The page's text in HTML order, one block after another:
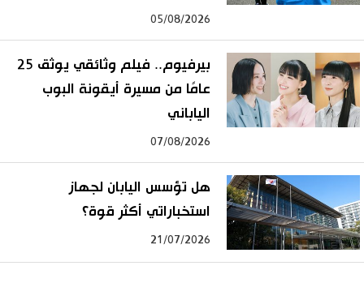
05/08/2026
بيرفيوم.. فيلم وثائقي يوثق 25
عامًا من مسيرة أيقونة البوب
الياباني
07/08/2026
هل تؤسس اليابان لجهاز
استخباراتي أكثر قوة؟
21/07/2026